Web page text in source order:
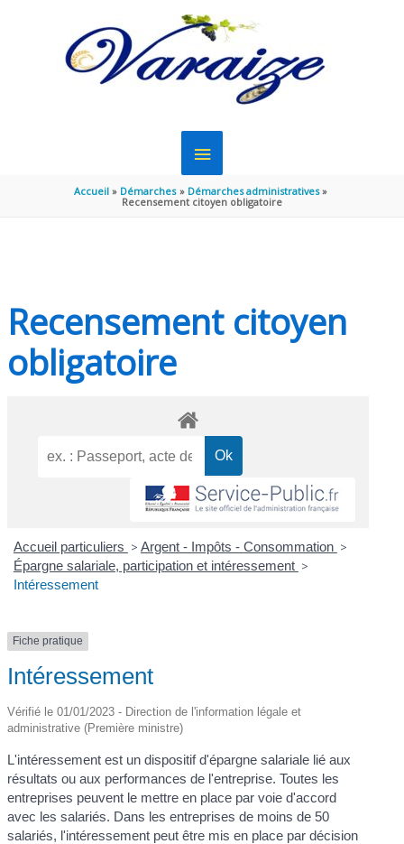
MENU
PRINCIPAL
Accueil Démarches
Démarches administratives
Recensement citoyen obligatoire
Recensement citoyen
obligatoire
Accueil particuliers > Argent - Impôts - Consommation >
Épargne salariale, participation et intéressement >
Intéressement
Fiche pratique
Intéressement
Vérifié le 01/01/2023 - Direction de l'information légale et
administrative (Première ministre)
L'intéressement est un dispositif d'épargne salariale lié aux
résultats ou aux performances de l'entreprise. Toutes les
entreprises peuvent le mettre en place par voie d'accord
avec les salariés. Dans les entreprises de moins de 50
salariés, l'intéressement peut être mis en place par décision